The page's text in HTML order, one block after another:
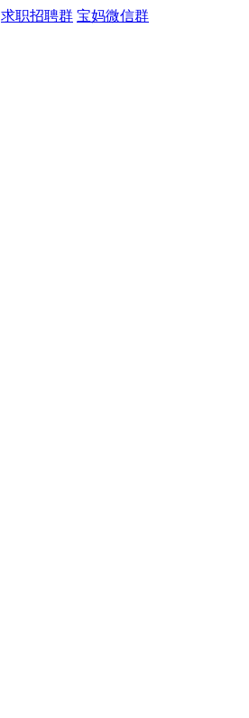
求职招聘群 宝妈微信群